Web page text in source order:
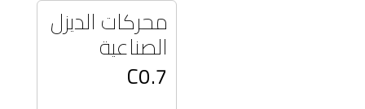
محركات الديزل
الصناعية
C0.7